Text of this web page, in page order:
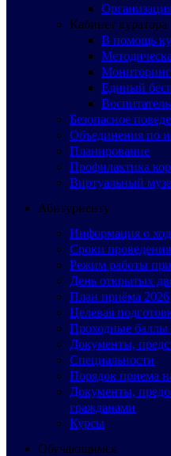
Кабинет куратора
В помощь
Мониторинг
Единый
Безопасное
Объединения по
Планирование
Профилактика
Виртуальный
Абитуриенту
Информация о
Сроки
Режим работы
День открытых
План приёма 2026
Целевая
Проходные баллы
Документы,
Специальности
Порядок приема
Документы,
гражданами
Курсы
Обучающимся